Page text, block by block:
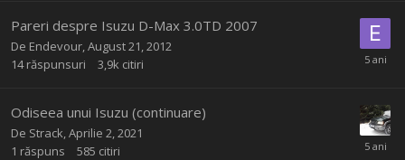
Pareri despre Isuzu D-Max 3.0TD 2007
De Endevour August 21, 2012
14 răspunsuri 3,9k citiri
Odiseea unui Isuzu (continuare)
De Strack Aprilie 2, 2021
1 răspuns 585 citiri